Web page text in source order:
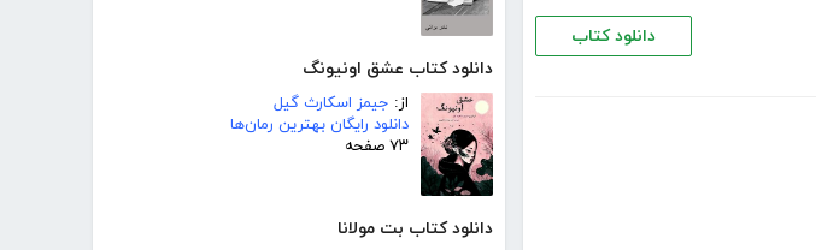
دانلود کتاب عشق اونیونگ
از: جیمز اسکارث گیل
دانلود رایگان بهترین رمان‌ها
۷۳ صفحه
دانلود کتاب بت مولانا
دانلود کتاب